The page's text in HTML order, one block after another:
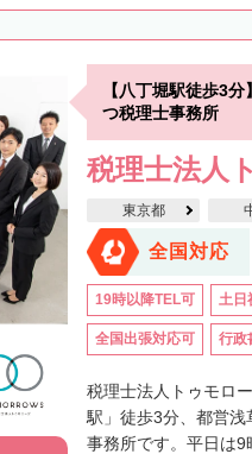
【八丁堀駅徒歩3
つ税理士事務所
税理士法人
東京都
全国対応
19時以降TEL可 土日
全国出張対応可 行政
税理士法人トゥモロ
駅」徒歩3分、都営
事務所です。平日は9